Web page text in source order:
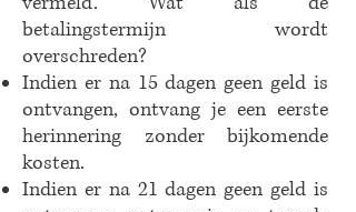
betalingstermijn wordt
overschreden?
Indien er na 15 dagen geen geld is
ontvangen, ontvang je een eerste
herinnering zonder bijkomende
kosten.
Indien er na 21 dagen geen geld is